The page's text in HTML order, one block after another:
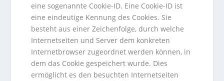
eine sogenannte Cookie-ID. Eine Cookie-ID ist
eine eindeutige Kennung des Cookies. Sie
besteht aus einer Zeichenfolge, durch welche
Internetseiten und Server dem konkreten
Internetbrowser zugeordnet werden können, in
dem das Cookie gespeichert wurde. Dies
ermöglicht es den besuchten Internetseiten